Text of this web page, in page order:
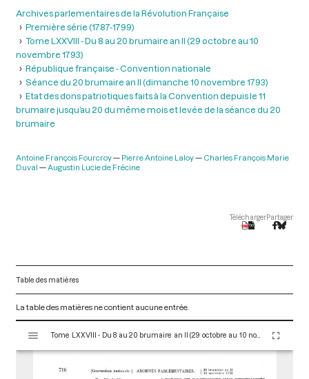
Archives parlementaires de la Révolution Française
Première série (1787-1799)
Tome LXXVIII - Du 8 au 20 brumaire an II (29 octobre au 10
novembre 1793)
République française - Convention nationale
Séance du 20 brumaire an II (dimanche 10 novembre 1793)
Etat des dons patriotiques faits à la Convention depuis le 11
brumaire jusqu’au 20 du même mois et levée de la séance du 20
brumaire
Antoine François Fourcroy Pierre Antoine Laloy
Charles François Marie
Duval
Augustin Lucie de Frécine
TéléchargerPartager
Table des matières
La table des matières ne contient aucune entrée.
s